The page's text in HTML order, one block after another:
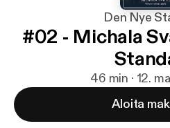
Den Nye
#02 - Michala
46 min · 12.
Aloita